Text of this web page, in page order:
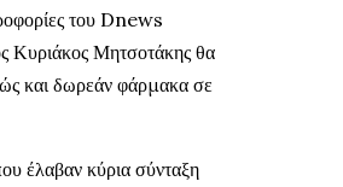
του Dnews
Κυριάκος Μητσοτάκης θα
και δωρεάν φάρμακα σε
έλαβαν κύρια σύνταξη